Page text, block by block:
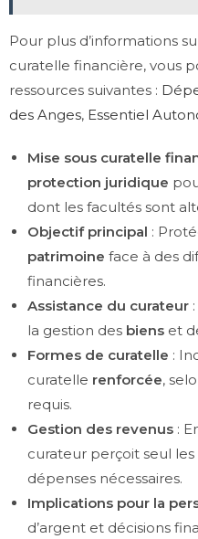
Pour plus d’informations
curatelle financière, vous
ressources suivantes :
des Anges, Essentiel
Mise sous curatelle
protection juridique
dont les facultés sont
Objectif principal :
patrimoine face à des
financières.
Assistance du curateur
la gestion des biens et
Formes de curatelle :
curatelle renforcée,
requis.
Gestion des revenus :
curateur perçoit seul
dépenses nécessaires.
Implications pour la
d’argent et décisions